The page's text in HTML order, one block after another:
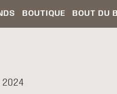
BOUTIQUE BOUT DU
2024